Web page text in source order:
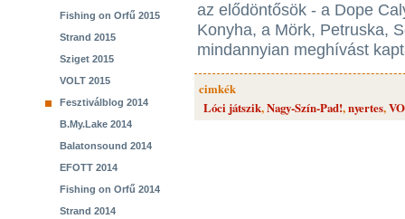
Fishing on Orfű 2015
Strand 2015
Sziget 2015
VOLT 2015
Fesztiválblog 2014
B.My.Lake 2014
Balatonsound 2014
EFOTT 2014
Fishing on Orfű 2014
Strand 2014
az elődöntősök - a Dope
Konyha, a Mörk, Petruska,
mindannyian meghívást
cimkék
Lóci játszik,Nagy-Szín-Pad!,nyertes,